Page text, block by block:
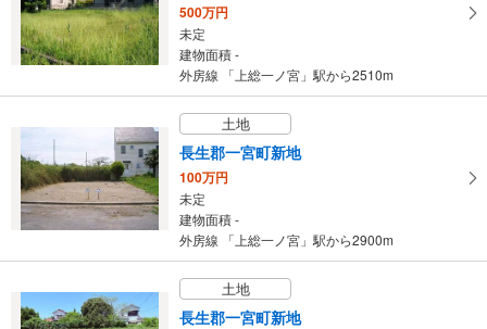
500万円
未定
建物面積 -
外房線 「上総一ノ宮」駅から2510m
土地
長生郡一宮町新地
100万円
未定
建物面積 -
外房線 「上総一ノ宮」駅から2900m
土地
長生郡一宮町新地